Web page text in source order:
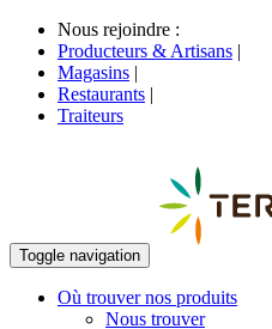
Nous rejoindre :
Producteurs & Artisans |
Magasins |
Restaurants |
Traiteurs
Toggle navigation
Où trouver nos produits
Nous trouver